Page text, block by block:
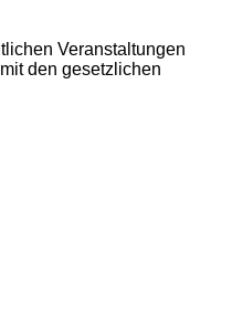
Veranstaltungen
den gesetzlichen